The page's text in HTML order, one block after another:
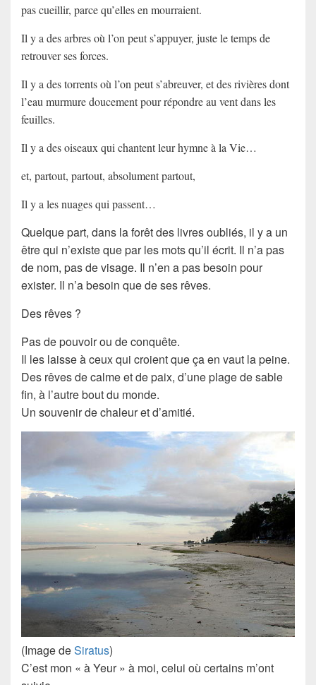
pas cueillir, parce qu’elles en mourraient.
Il y a des arbres où l’on peut s’appuyer, juste le temps de
retrouver ses forces.
Il y a des torrents où l’on peut s’abreuver, et des rivières dont
l’eau murmure doucement pour répondre au vent dans les
feuilles.
Il y a des oiseaux qui chantent leur hymne à la Vie…
et, partout, partout, absolument partout,
Il y a les nuages qui passent…
Quelque part, dans la forêt des livres oubliés, il y a un
être qui n’existe que par les mots qu’il écrit. Il n’a pas
de nom, pas de visage. Il n’en a pas besoin pour
exister. Il n’a besoin que de ses rêves.
Des rêves ?
Pas de pouvoir ou de conquête.
Il les laisse à ceux qui croient que ça en vaut la peine.
Des rêves de calme et de paix, d’une plage de sable
fin, à l’autre bout du monde.
Un souvenir de chaleur et d’amitié.
(Image deSiratus)
C’est mon « à Yeur » à moi, celui où certains m’ont